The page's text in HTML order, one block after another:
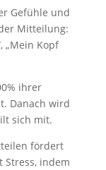
Gefühle und
Mitteilung:
„Mein Kopf
ihrer
Danach wird
sich mit.
fördert
indem